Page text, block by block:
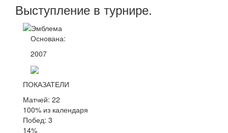
Выступление в турнире.
Основана:
2007
ПОКАЗАТЕЛИ
Матчей: 22
100% из календаря
Побед: 3
14%